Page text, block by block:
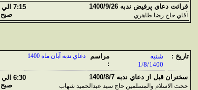
قرائت دعاي پرفيض ندبه 1400/9/26
صبح
آقاي حاج رضا طاهري
تاريخ :
شنبه
1/8/1400
مراسم
:
دعاي ندبه آبان ماه 1400
سخنران قبل از دعاي ندبه 1400/8/7
صبح
حجت الاسلام والمسلمين حاج سيد عبدالحميد شهاب